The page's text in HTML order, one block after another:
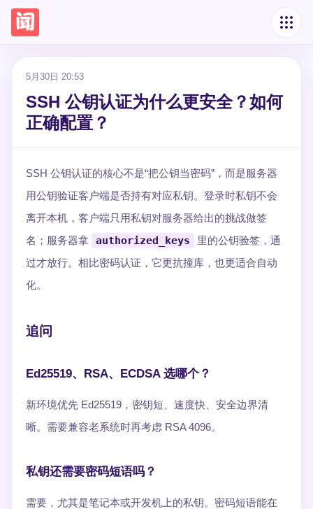
5月30日 20:53
SSH 公钥认证为什么更安全？如何
正确配置？
SSH 公钥认证的核心不是“把公钥当密码”，而是服务器
用公钥验证客户端是否持有对应私钥。登录时私钥不会
离开本机，客户端只用私钥对服务器给出的挑战做签
名；服务器拿
authorized_keys
里的公钥验签，通
过才放行。相比密码认证，它更抗撞库，也更适合自动
化。
追问
Ed25519、RSA、ECDSA 选哪个？
新环境优先 Ed25519，密钥短、速度快、安全边界清
晰。需要兼容老系统时再考虑 RSA 4096。
私钥还需要密码短语吗？
需要，尤其是笔记本或开发机上的私钥。密码短语能在